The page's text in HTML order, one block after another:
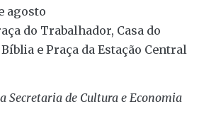
agosto
do Trabalhador, Casa do
e Praça da Estação Central
Secretaria de Cultura e Economia